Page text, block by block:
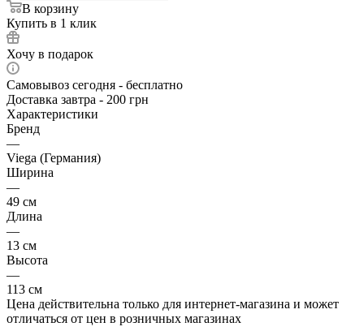
В корзину
Купить в 1 клик
Хочу в подарок
Самовывоз сегодня - бесплатно
Доставка завтра - 200 грн
Характеристики
Бренд
—
Viega (Германия)
Ширина
—
49 см
Длина
—
13 см
Высота
—
113 см
Цена действительна только для интернет-магазина и может
отличаться от цен в розничных магазинах